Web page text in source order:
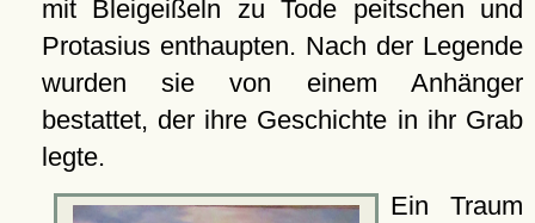
mit Bleigeißeln zu Tode peitschen und
Protasius enthaupten. Nach der Legende
wurden sie von einem Anhänger
bestattet, der ihre Geschichte in ihr Grab
legte.
Ein Traum